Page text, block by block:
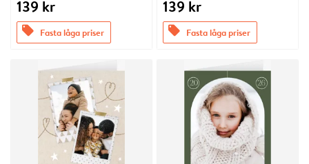
139 kr
offers Fasta låga priser
139 kr
offers Fasta låga priser